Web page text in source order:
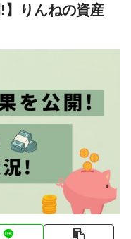
】りんねの資産